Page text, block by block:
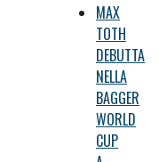
MAX
TOTH
DEBUTTA
NELLA
BAGGER
WORLD
CUP